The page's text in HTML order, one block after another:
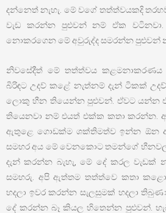
දන්නෙත් නැහැ. මේ වගේ තත්ත්වයකදි
වැඩ කරන්න පුළුවන් නම් ඒක
නොකරගෙන මේ අවුරුද්ද සමරන්න පුළුවන්
නිවසේදීත් මේ තත්ත්වය
බිරිඳට උදව් කළේ නැත්නම් දැන් ටිකක්
ලොකු හීන තියෙන්න පුළුවන්. ඒවට යන්න
තියෙනවා නම් එයත් එක්ක කතා කරන්න.
ඇතුළෙ ගොඩක්ම ශක්තිමත්ව ඉන්න ඕන
සමහර අය මේ වෙනකොට තමන්ගේ
දැන් කරන්න බැහැ, මේ දේ කරල වැඩක්
සමහරු. අපි ඇත්තම තත්ත්වෙ කතා
හදලා ඉවර කරන්න සැලසුමක් හදලා
දේ කරන්න බෑ කියල හිතෙන්න පුළුවන්.